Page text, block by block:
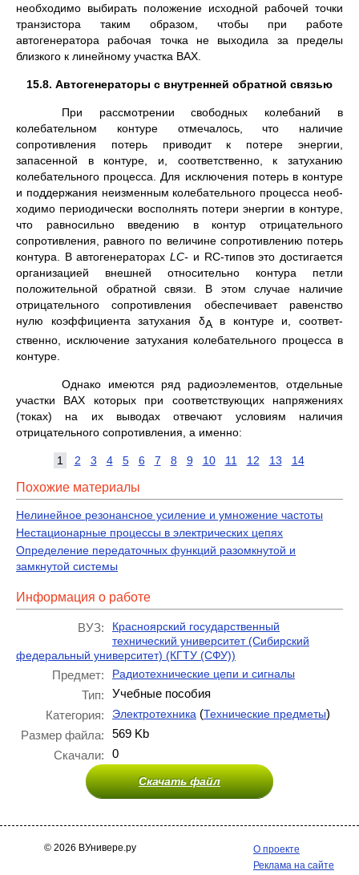
необходимо выбирать положение исходной рабочей точки
тран­зистора таким образом, чтобы при работе
автогенератора рабочая точка не выходила за пределы
близкого к линейному участка ВАХ.
15.8. Автогенераторы с внутренней обратной связью
При рассмотрении свободных колебаний в
колебательном кон­туре отмечалось, что наличие
сопротивления потерь приводит к потере энергии,
запасенной в контуре, и, соответственно, к за­туханию
колебательного процесса. Для исключения потерь в кон­туре
и поддержания неизменным колебательного процесса необ­
ходимо периодически восполнять потери энергии в контуре,
что равносильно введению в контур отрицательного
сопротивления, равного по величине сопротивлению потерь
контура. В автогенера­торахLC- и RС-типов это достигается
организацией внешней от­носительно контура петли
положительной обратной связи. В этом случае наличие
отрицательного сопротивления обеспечивает ра­венство
нулю коэффициента затухания δА в контуре и, соответ­
ственно, исключение затухания колебательного процесса в
кон­туре.
Однако имеются ряд радиоэлементов, отдельные
участки ВАХ которых при соответствующих напряжениях
(токах) на их выво­дах отвечают условиям наличия
отрицательного сопротивления, а именно:
1 2 3 4 5 6 7 8 9 10 11 12 13 14
Похожие материалы
Нелинейное резонансное усиление и умножение частоты
Нестационарные процессы в электрических цепях
Определение передаточных функций разомкнутой и
замкнутой системы
Информация о работе
ВУЗ:
Красноярский государственный
технический университет (Сибирский
федеральный университет) (КГТУ (СФУ))
Предмет: Радиотехнические цепи и сигналы
Тип:
Учебные пособия
Категория:
Электротехника (Технические предметы)
Размер файла:
569 Kb
Скачали:
0
Скачать файл
© 2026 ВУнивере.ру
О проекте
Реклама на сайте